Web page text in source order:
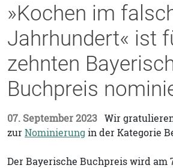
»Kochen im
Jahrhundert« ist
zehnten
Buchpreis
07. September 2023 Wir
zurNominierung in der Kategorie
Der Bayerische Buchpreis wird am